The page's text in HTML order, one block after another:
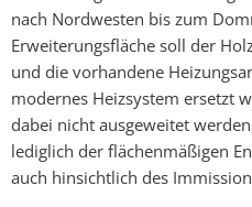
nach Nordwesten bis zum
Erweiterungsfläche soll der
und die vorhandene
modernes Heizsystem ersetzt
dabei nicht ausgeweitet
lediglich der flächenmäßigen
auch hinsichtlich des